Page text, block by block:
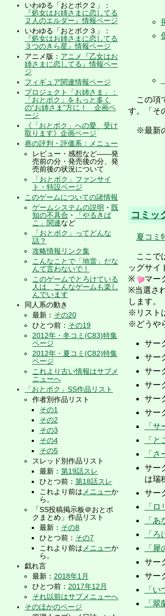
いわゆる「おとボク２」：
『処女はお姉さまに恋してる
２人のエルダー』情報ページ
いわゆる「おとボク３」：
『処女はお姉さまに恋してる
３つのきら星』情報ページ
アニメ版： アニメ『乙女はお
姉さまに恋してる』情報ペー
ジ
フィギュア関連情報ページ
プロジェクト「お姉さま」：
「おとボク」をもっと多く
の“お姉さま”方に！ 企画ペ
ージ
《「おとボク」への愛、受け
取ります》企画ページ
巷の評判・評価系：メニュー
レビュー・感想など――発
売前の分・発売後の分、発
売前後の状況について
「おとボク」ファンサイ
ト・特設ページ
このゲームについての諸情報
ゲームシステムの説明 ・ 既
知の不具合 ・
「やるきば
こ」関連など
「おとボク」ってどんな
話？
攻略情報リンク集
こんなことで「地雷」だな
んて言わないで！
このゲームでとろけている
人は、こんなゲームも楽し
んでいます
同人系の動き
最新： その20
ひとつ前： その19
2012年・冬コミ(C83)特集
ページ
2012年・夏コミ(C82)特集
ページ
これより古い情報はサブメ
ニューへ
「おとボク」SS作品リスト
作者別作品リスト
その1
その2
その3
その4
その5
スレッド別作品リスト
最新： 第19話スレ
ひとつ前： 第18話スレ
これより前は メニューか
ら。
「SS投稿掲示板＠おとボ
クまとめ」作品リスト
最新： その8
ひとつ前： その7
これより前は メニューか
ら。
戯れ言
最新： 2018年1月
ひとつ前： 2017年12月
それ以前はサブメニューへ
そのほかのページ
この項
す。「そ
※最新の
コミッ
夏コミ
ここで
ッグサイ
※
マー
※当選さ
します。
※リスト
※どうや
サー
サー
サー
サー
サー
サー
「
「
「
サー
は瑞
サー
「
「
「
「
サー
サー
「
「